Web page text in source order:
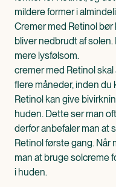
mildere former i
Cremer med Retinol
bliver nedbrudt af
mere lysfølsom.
cremer med Retinol
flere måneder, inden du
Retinol kan give
huden. Dette ser man
derfor anbefaler man at
Retinol første gang. Når
man at bruge solcreme
i huden.